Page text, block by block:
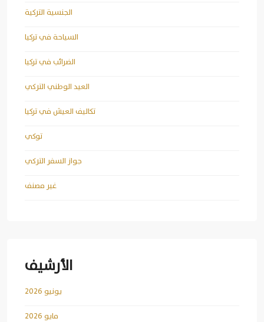
الجنسية التركية
السياحة في تركيا
الضرائب في تركيا
العيد الوطني التركي
تكاليف العيش في تركيا
توكي
جواز السفر التركي
غير مصنف
الأرشيف
يونيو 2026
مايو 2026